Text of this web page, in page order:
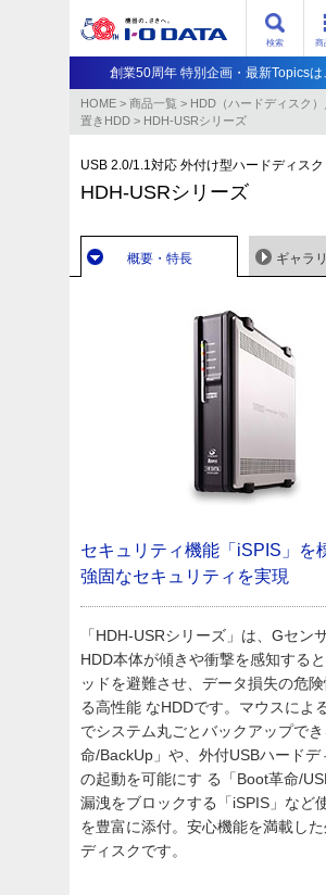
商
検索
創業50周年 特別企画・最新Topicsは
HOME > 商品一覧 > HDD（ハードディスク）
置きHDD > HDH-USRシリーズ
USB 2.0/1.1対応 外付け型ハードディスク
HDH-USRシリーズ
概要・特長 ギャラ
セキュリティ機能「iSPIS」を
強固なセキュリティを実現
「HDH-USRシリーズ」は、Gセン
HDD本体が傾きや衝撃を感知する
ッドを避難させ、データ損失の危
る高性能 なHDDです。マウスによ
でシステム丸ごとバックアップで
命/BackUp」や、外付USBハードデ
の起動を可能にす る「Boot革命/
漏洩をブロックする「iSPIS」など
を豊富に添付。安心機能を満載し
ディスクです。